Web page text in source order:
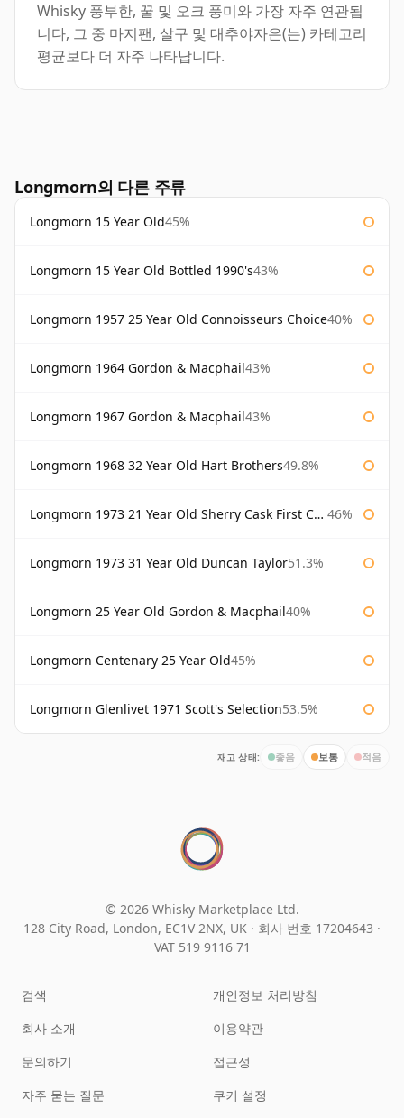
Whisky 풍부한, 꿀 및 오크 풍미와 가장 자주 연관됩
니다, 그 중 마지팬, 살구 및 대추야자은(는) 카테고리
평균보다 더 자주 나타납니다.
Longmorn의 다른 주류
Longmorn 15 Year Old45%
Longmorn 15 Year Old Bottled 1990's43%
Longmorn 1957 25 Year Old Connoisseurs Choice40%
Longmorn 1964 Gordon & Macphail43%
Longmorn 1967 Gordon & Macphail43%
Longmorn 1968 32 Year Old Hart Brothers49.8%
Longmorn 1973 21 Year Old Sherry Cask First Cask 46%
Longmorn 1973 31 Year Old Duncan Taylor51.3%
Longmorn 25 Year Old Gordon & Macphail40%
Longmorn Centenary 25 Year Old45%
Longmorn Glenlivet 1971 Scott's Selection53.5%
재고 상태: 좋음 보통 적음
© 2026 Whisky Marketplace Ltd.
128 City Road, London, EC1V 2NX, UK · 회사 번호 17204643 ·
VAT 519 9116 71
검색
회사 소개
문의하기
자주 묻는 질문
개인정보 처리방침
이용약관
접근성
쿠키 설정